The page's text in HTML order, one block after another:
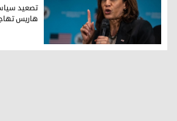
تصعيد سياسي في واشنطن: كامالا
تصعيد
هاريس